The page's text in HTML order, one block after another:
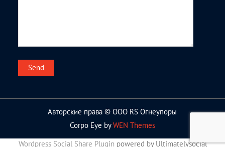
Авторские права © ООО RS Огнеупоры
Corpo Eye byWEN Themes
Wordpress Social Share Plugin powered by Ultimatelysocial